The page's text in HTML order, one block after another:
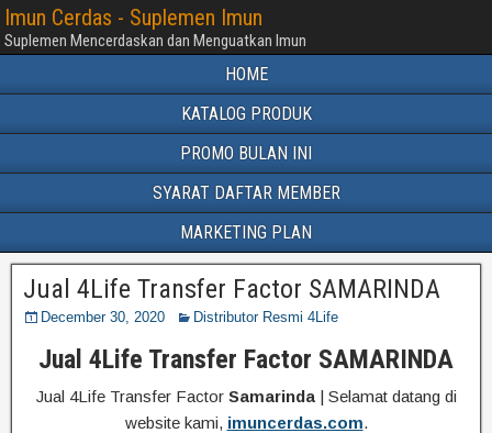
Imun Cerdas - Suplemen Imun
Suplemen Mencerdaskan dan Menguatkan Imun
HOME
KATALOG PRODUK
PROMO BULAN INI
SYARAT DAFTAR MEMBER
MARKETING PLAN
Jual 4Life Transfer Factor SAMARINDA
December 30, 2020 Distributor Resmi 4Life
Jual 4Life Transfer Factor SAMARINDA
Jual 4Life Transfer Factor Samarinda| Selamat datang di
website kami, imuncerdas.com.